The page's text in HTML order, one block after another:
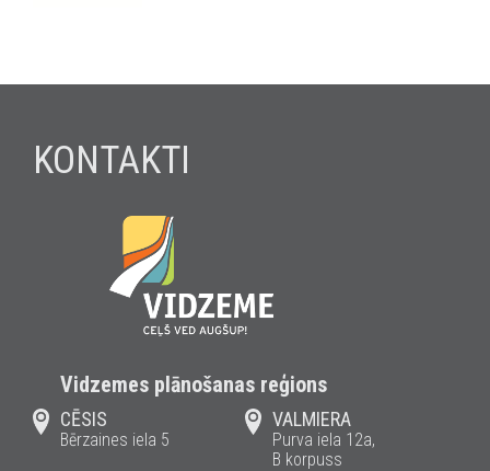
KONTAKTI
Vidzemes plānošanas reģions
CĒSIS
Bērzaines iela 5
VALMIERA
Purva iela 12a,
B korpuss